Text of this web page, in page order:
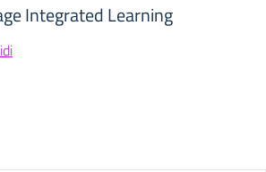
Integrated Learning